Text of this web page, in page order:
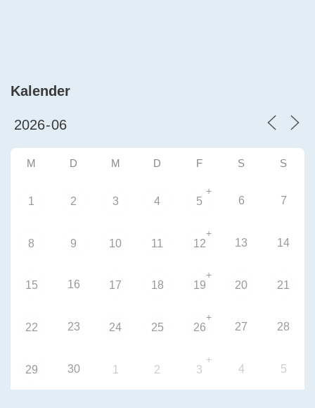
Kalender
M D M D F S S
1 2 3 4 5
+
6 7
8 9 10 11 12
+
13 14
15 16 17 18 19
+
20 21
22 23 24 25 26
+
27 28
29 30 1 2 3
+
4 5